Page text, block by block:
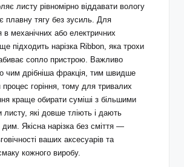
листу рівномірно віддавати вологу
плавну тягу без зусиль. Для
в механічних або електричних
підходить нарізка Ribbon, яка трохи
сопло пристрою. Важливо
чим дрібніша фракція, тим швидше
процес горіння, тому для тривалих
краще обирати суміші з більшими
які довше тліють і дають
Якісна нарізка без сміття —
ваших аксесуарів та
кожного виробу.